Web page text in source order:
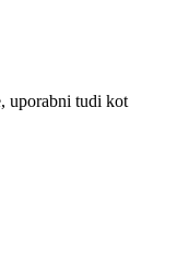
uporabni tudi kot